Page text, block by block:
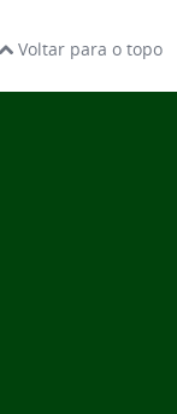
Voltar para o topo